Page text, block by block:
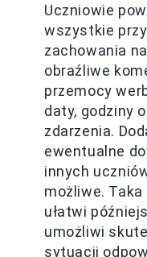
Uczniowie
wszystkie
zachowania
obraźliwe
przemocy
daty, godziny
zdarzenia.
ewentualne
innych
możliwe.
ułatwi
umożliwi
sytuacji